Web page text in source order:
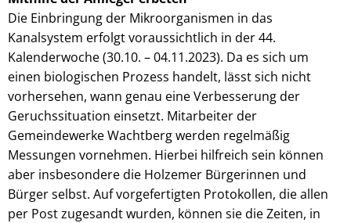
Die Einbringung der Mikroorganismen in das
Kanalsystem erfolgt voraussichtlich in der 44.
Kalenderwoche (30.10. – 04.11.2023). Da es sich um
einen biologischen Prozess handelt, lässt sich nicht
vorhersehen, wann genau eine Verbesserung der
Geruchssituation einsetzt. Mitarbeiter der
Gemeindewerke Wachtberg werden regelmäßig
Messungen vornehmen. Hierbei hilfreich sein können
aber insbesondere die Holzemer Bürgerinnen und
Bürger selbst. Auf vorgefertigten Protokollen, die allen
per Post zugesandt wurden, können sie die Zeiten, in